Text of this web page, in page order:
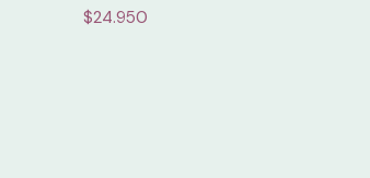
$24.950